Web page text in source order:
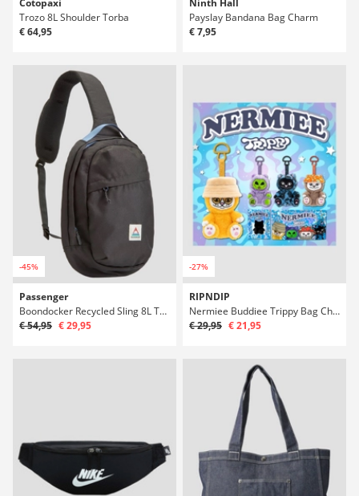
Cotopaxi
Trozo 8L Shoulder Torba
€ 64,95
Ninth Hall
Payslay Bandana Bag Charm
€ 7,95
-45%
Passenger
Boondocker Recycled Sling 8L Torba
€ 54,95 € 29,95
-27%
RIPNDIP
Nermiee Buddiee Trippy Bag Charm Plush Toy
€ 29,95 € 21,95